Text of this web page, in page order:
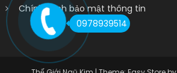
Chính sách bảo mật thông tin
0978939514